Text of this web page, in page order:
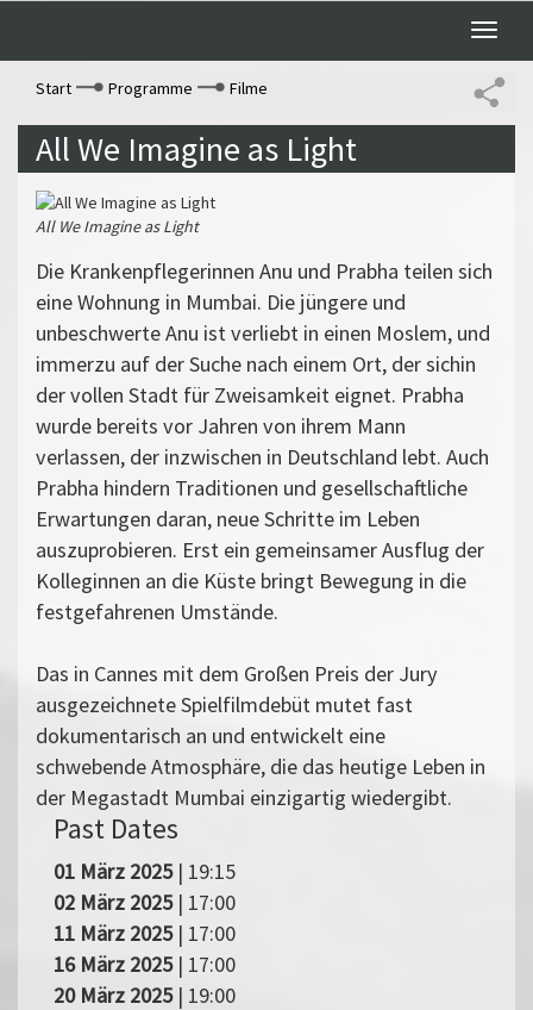
Toggle
Start
Programme Filme
All We Imagine as Light
All We Imagine as Light
Die Krankenpflegerinnen Anu und Prabha teilen sich
eine Wohnung in Mumbai. Die jüngere und
unbeschwerte Anu ist verliebt in einen Moslem, und
immerzu auf der Suche nach einem Ort, der sichin
der vollen Stadt für Zweisamkeit eignet. Prabha
wurde bereits vor Jahren von ihrem Mann
verlassen, der inzwischen in Deutschland lebt. Auch
Prabha hindern Traditionen und gesellschaftliche
Erwartungen daran, neue Schritte im Leben
auszuprobieren. Erst ein gemeinsamer Ausflug der
Kolleginnen an die Küste bringt Bewegung in die
festgefahrenen Umstände.
Das in Cannes mit dem Großen Preis der Jury
ausgezeichnete Spielfilmdebüt mutet fast
dokumentarisch an und entwickelt eine
schwebende Atmosphäre, die das heutige Leben in
der Megastadt Mumbai einzigartig wiedergibt.
Past Dates
01 März 2025| 19:15
02 März 2025| 17:00
11 März 2025| 17:00
16 März 2025| 17:00
20 März 2025| 19:00